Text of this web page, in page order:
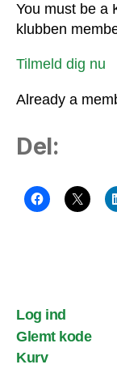
You must be a
klubben
Tilmeld dig nu
Already a
Del:
Log ind
Glemt kode
Kurv